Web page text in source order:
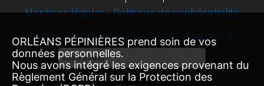
Mentions légales-Politique de confidentialité
SUIVEZ NOTRE CONTENU SUR FEEDBURNER
Email
Subscription
ORLÉANS PÉPINIÈRES prend soin de vos
données personnelles.
Nous avons intégré les exigences provenant du
Règlement Général sur la Protection des